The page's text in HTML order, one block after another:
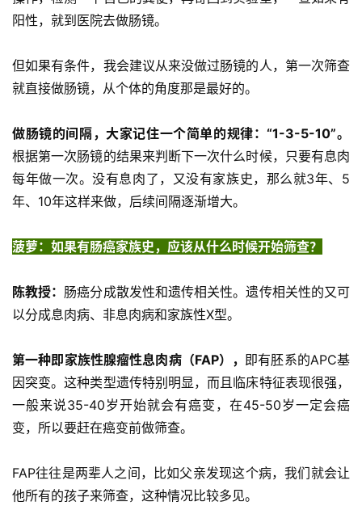
阳性，就到医院去做肠镜。
但如果有条件，我会建议从来没做过肠镜的人，第一次筛查
就直接做肠镜，从个体的角度那是最好的。
做肠镜的间隔，大家记住一个简单的规律：“1-3-5-10”。
根据第一次肠镜的结果来判断下一次什么时候，只要有息肉
每年做一次。没有息肉了，又没有家族史，那么就3年、5
年、10年这样来做，后续间隔逐渐增大。
菠萝：如果有肠癌家族史，应该从什么时候开始筛查？
陈教授： 肠癌分成散发性和遗传相关性。遗传相关性的又可
以分成息肉病、非息肉病和家族性X型。
第一种即家族性腺瘤性息肉病（FAP）， 即有胚系的APC基
因突变。这种类型遗传特别明显，而且临床特征表现很强，
一般来说35-40岁开始就会有癌变，在45-50岁一定会癌
变，所以要赶在癌变前做筛查。
FAP往往是两辈人之间，比如父亲发现这个病，我们就会让
他所有的孩子来筛查，这种情况比较多见。